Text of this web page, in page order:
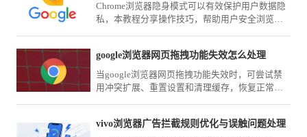
Chrome浏览器隐身模式可以有效保护用户数据隐
私，本教程分享操作技巧，帮助用户安全浏览网
google浏览器网页拖拽功能失效怎么处理
当google浏览器网页拖拽功能失效时，可尝试禁
用冲突扩展、重置设置和清理缓存，恢复正常交
vivo浏览器广告拦截规则优化与误触问题处理